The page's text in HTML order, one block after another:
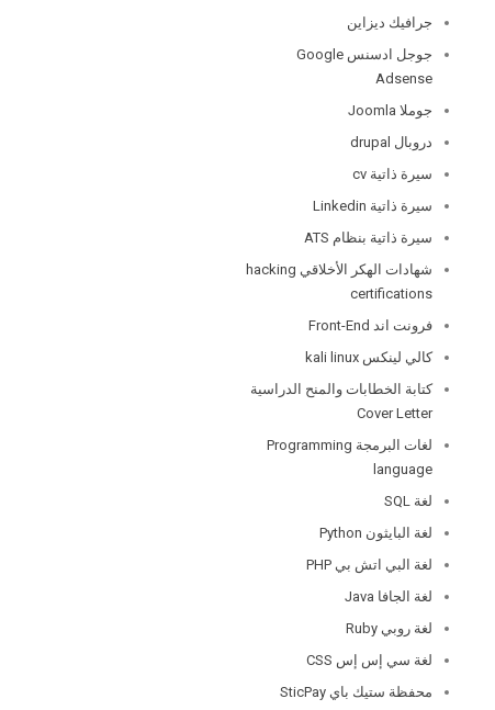
جرافيك ديزاين
جوجل ادسنس Google
Adsense
جوملا Joomla
دروبال drupal
سيرة ذاتية cv
سيرة ذاتية Linkedin
سيرة ذاتية بنظام ATS
شهادات الهكر الأخلاقي hacking
certifications
فرونت اند Front-End
كالي لينكس kali linux
كتابة الخطابات والمنح الدراسية
Cover Letter
لغات البرمجة Programming
language
لغة SQL
لغة البايثون Python
لغة البي اتش بي PHP
لغة الجافا Java
لغة روبي Ruby
لغة سي إس إس CSS
محفظة ستيك باي SticPay